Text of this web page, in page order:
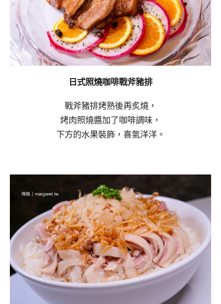
日式照燒咖啡戰斧豬排
戰斧豬排烤熟後再炙燒，
烤肉照燒醬加了咖啡調味，
下方的水果裝飾，喜氣洋洋。